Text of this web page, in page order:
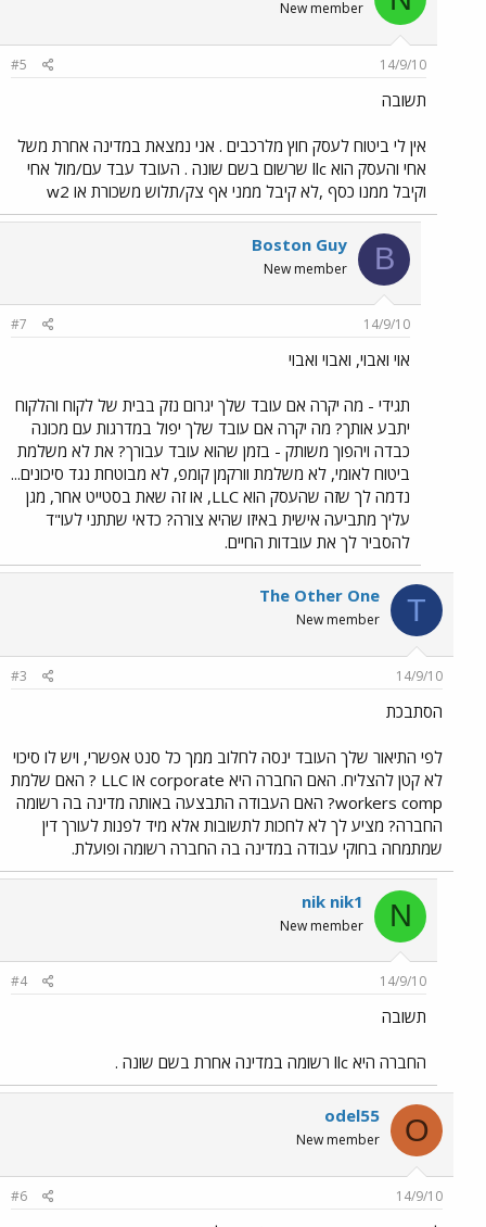
New member
14/9/10
#5
תשובה
אין לי ביטוח לעסק חוץ מלרכבים . אני נמצאת במדינה אחרת משל
אחי והעסק הוא llc שרשום בשם שונה . העובד עבד עם/מול אחי
וקיבל ממנו כסף ,לא קיבל ממני אף צק/תלוש משכורת או w2
B
Boston Guy
New member
14/9/10
#7
אוי ואבוי, ואבוי ואבוי
תגידי - מה יקרה אם עובד שלך יגרום נזק בבית של לקוח והלקוח
יתבע אותך? מה יקרה אם עובד שלך יפול במדרגות עם מכונה
כבדה ויהפוך משותק - בזמן שהוא עובד עבורך? את לא משלמת
ביטוח לאומי, לא משלמת וורקמן קומפ, לא מבוטחת נגד סיכונים...
נדמה לך שזה שהעסק הוא LLC, או זה שאת בסטייט אחר, מגן
עליך מתביעה אישית באיזו שהיא צורה? כדאי שתתני לעו"ד
להסביר לך את עובדות החיים.
T
The Other One
New member
14/9/10
#3
הסתבכת
לפי התיאור שלך העובד ינסה לחלוב ממך כל סנט אפשרי, ויש לו סיכוי
לא קטן להצליח. האם החברה היא corporate או LLC ? האם שלמת
workers comp? האם העבודה התבצעה באותה מדינה בה רשומה
החברה? מציע לך לא לחכות לתשובות אלא מיד לפנות לעורך דין
שמתמחה בחוקי עבודה במדינה בה החברה רשומה ופועלת.
N
nik nik1
New member
14/9/10
#4
תשובה
החברה היא llc רשומה במדינה אחרת בשם שונה .
O
odel55
New member
14/9/10
#6